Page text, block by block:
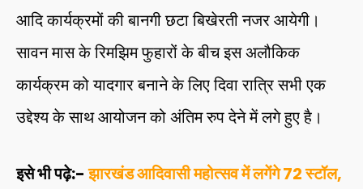
आदि कार्यक्रमों की बानगी छटा बिखेरती नजर आयेगी।
सावन मास के रिमझिम फुहारों के बीच इस अलौकिक
कार्यक्रम को यादगार बनाने के लिए दिवा रात्रि सभी एक
उद्देश्य के साथ आयोजन को अंतिम रुप देने में लगे हुए है।
इसे भी पढ़े:-झारखंड आदिवासी महोत्सव में लगेंगे 72 स्टॉल,